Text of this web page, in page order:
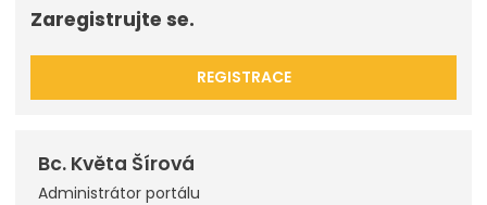
Zaregistrujte se.
REGISTRACE
Bc. Květa Šírová
Administrátor portálu